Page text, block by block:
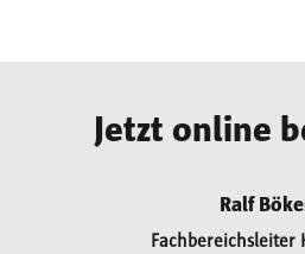
Jetzt online
Ralf
Fachbereichsleiter